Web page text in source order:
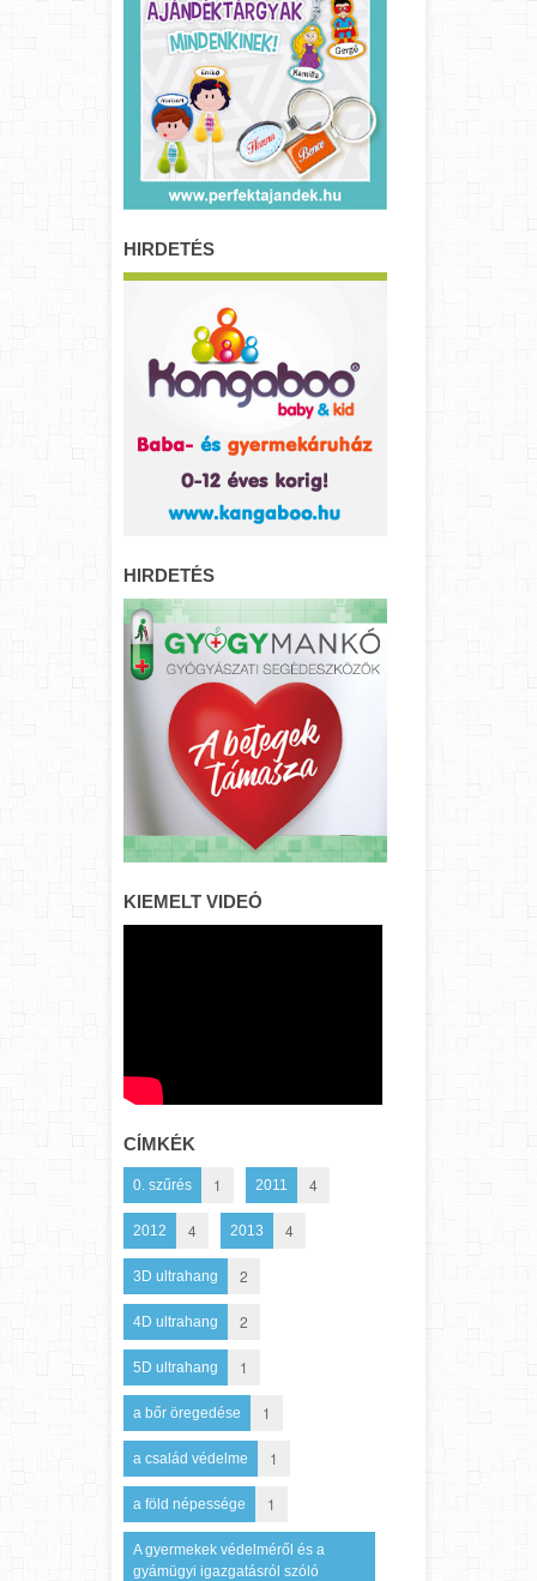
HIRDETÉS
HIRDETÉS
KIEMELT VIDEÓ
CÍMKÉK
0. szűrés 1 2011 4
2012 4 2013 4
3D ultrahang 2
4D ultrahang 2
5D ultrahang 1
a bőr öregedése 1
a család védelme 1
a föld népessége 1
A gyermekek védelméről és a
gyámügyi igazgatásról szóló